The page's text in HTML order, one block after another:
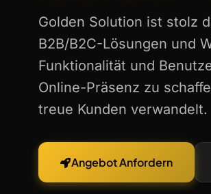
Golden Solution ist stolz
B2B/B2C-Lösungen und
Funktionalität und
Online-Präsenz zu
treue Kunden verwandelt.
Angebot Anfordern